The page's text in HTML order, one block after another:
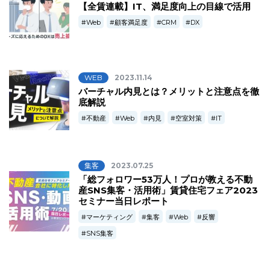
【全賃連載】IT、満足度向上の目線で活用
Web 顧客満足度 CRM DX
WEB 2023.11.14
バーチャル内見とは？メリットと注意点を徹
底解説
不動産 Web 内見 空室対策 IT
集客 2023.07.25
「総フォロワー53万人！プロが教える不動
産SNS集客・活用術」賃貸住宅フェア2023
セミナー当日レポート
マーケティング 集客 Web
反響
SNS集客